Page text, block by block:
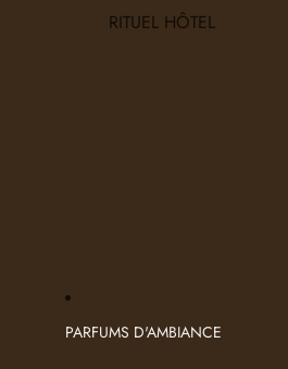
RITUEL HÔTEL
PARFUMS D'AMBIANCE